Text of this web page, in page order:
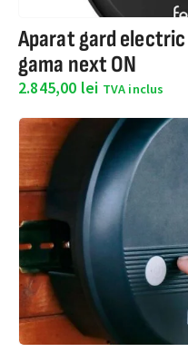
Aparat gard electric
gama next ON
2.845,00 lei TVA inclus